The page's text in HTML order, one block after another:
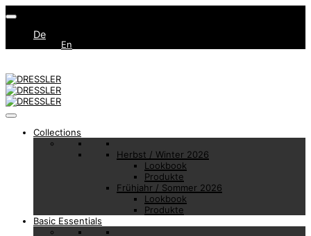
De
En
Collections
Herbst / Winter 2026
Lookbook
Produkte
Frühjahr / Sommer 2026
Lookbook
Produkte
Basic Essentials